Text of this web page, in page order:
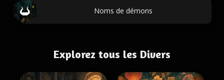
Noms de démons
Explorez tous les Divers